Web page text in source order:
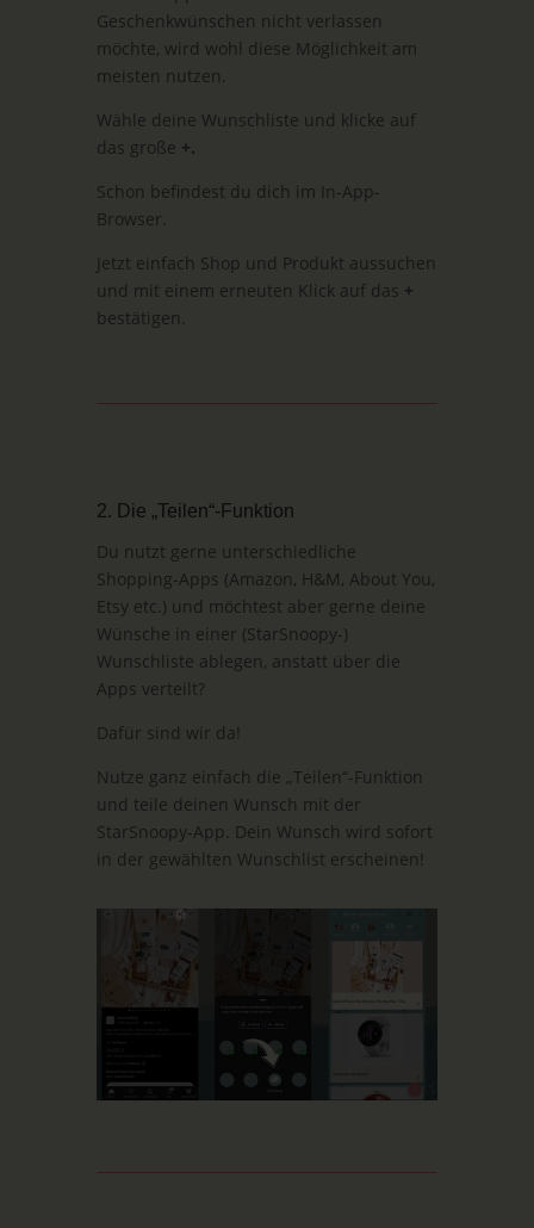
Geschenkwünschen nicht verlassen
möchte, wird wohl diese Möglichkeit am
meisten nutzen.
Wähle deine Wunschliste und klicke auf
das große +.
Schon befindest du dich im In-App-
Browser.
Jetzt einfach Shop und Produkt aussuchen
und mit einem erneuten Klick auf das +
bestätigen.
2. Die „Teilen“-Funktion
Du nutzt gerne unterschiedliche
Shopping-Apps (Amazon, H&M, About You,
Etsy etc.) und möchtest aber gerne deine
Wünsche in einer (StarSnoopy-)
Wunschliste ablegen, anstatt über die
Apps verteilt?
Dafür sind wir da!
Nutze ganz einfach die „Teilen“-Funktion
und teile deinen Wunsch mit der
StarSnoopy-App. Dein Wunsch wird sofort
in der gewählten Wunschlist erscheinen!